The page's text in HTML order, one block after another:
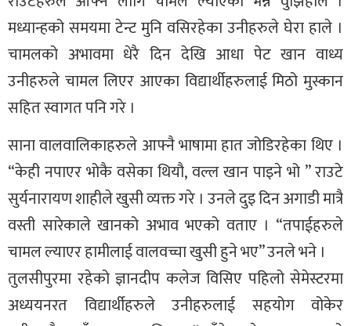
मध्यान्हको समयमा टेन्ट मुनि वसिरहेका उनीहरुले घेरा हाले ।
चामलको अभावमा धेरै दिन देखि आधा पेट खान वाध्य
उनीहरुले चामल लिएर आएका विद्यार्थीहरुलाई मिठो मुस्कान
सहित स्वागत पनि गरे ।
साना वालवालिकाहरुले आफ्नै भाषामा हात जोडिरहेका थिए ।
“केही नपाएर भोकै वसेका थियौ, वल्ल खान पाइने भो ” राउटे
सुर्यनारायण शाहीले खुसी व्यक्त गरे । उनले दुइ दिन अगाडी मात्रै
वस्ती सारेकाले खानको अभाव भएको वताए । “तपाईहरुले
चामल ल्याएर हामीलाई वालवच्चा खुसी हुने भए” उनले भने ।
तुलसीपुरमा रहेको ज्ञानदीप कलेज विसिए पहिलो सेमेस्टरमा
अध्ययनरत विद्यार्थीहरुले उनीहरुलाई सहयोग वोकेर